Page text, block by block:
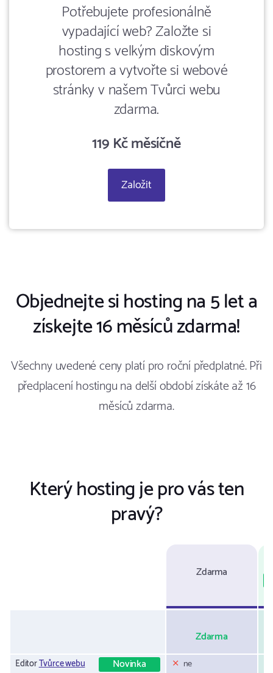
Potřebujete profesionálně
vypadající web? Založte si
hosting s velkým diskovým
prostorem a vytvořte si webové
stránky v našem Tvůrci webu
zdarma.
119 Kč měsíčně
Založit
Objednejte si hosting na 5 let a
získejte 16 měsíců zdarma!
Všechny uvedené ceny platí pro roční předplatné. Při
předplacení hostingu na delší období získáte až 16
měsíců zdarma.
Který hosting je pro vás ten
pravý?
Zdarma
Zdarma
EditorTvůrce webu Novinka ne